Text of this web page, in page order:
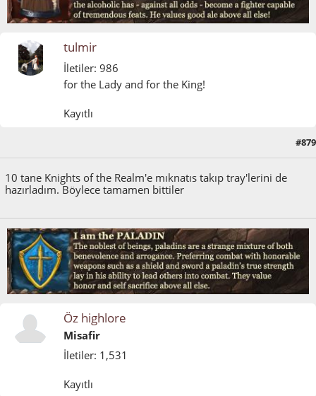
tulmir
İletiler: 986
for the Lady and for the King!
Kayıtlı
#879
10 tane Knights of the Realm'e mıknatıs takıp tray'lerini de
hazırladım. Böylece tamamen bittiler
Öz highlore
Misafir
İletiler: 1,531
Kayıtlı